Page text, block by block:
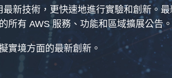
新技術，更快速地進行實驗和創新。
所有 AWS 服務、功能和區域擴展公告。
實境方面的最新創新。